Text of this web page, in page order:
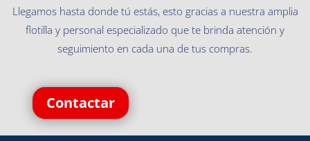
Llegamos hasta donde tú estás, esto gracias a nuestra amplia
flotilla y personal especializado que te brinda atención y
seguimiento en cada una de tus compras.
Contactar